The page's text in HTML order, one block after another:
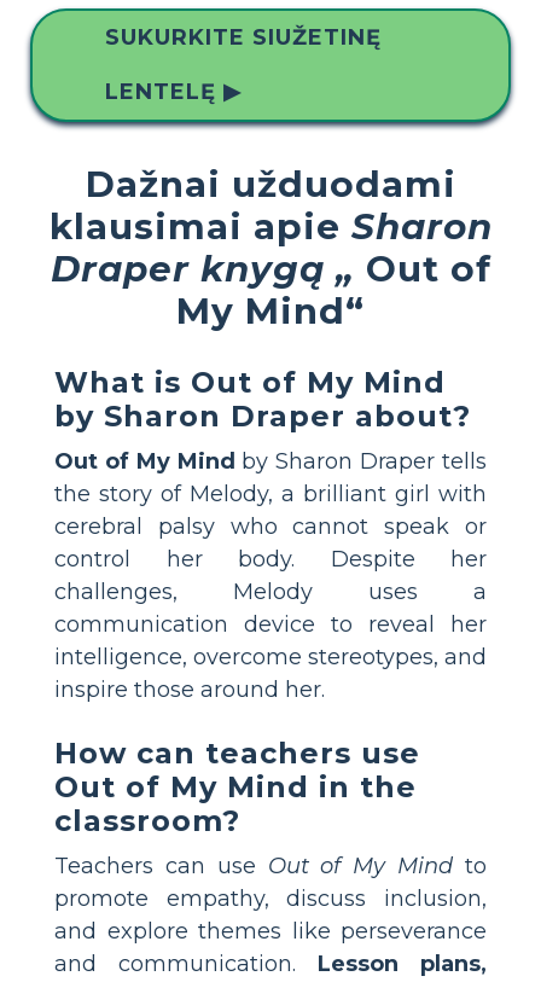
SUKURKITE SIUŽETINĘ
LENTELĘ ▶
Dažnai užduodami
klausimai apie Sharon
Draper knygą „ Out of
My Mind“
What is Out of My Mind
by Sharon Draper about?
Out of My Mind by Sharon Draper tells
the story of Melody, a brilliant girl with
cerebral palsy who cannot speak or
control her body. Despite her
challenges, Melody uses a
communication device to reveal her
intelligence, overcome stereotypes, and
inspire those around her.
How can teachers use
Out of My Mind in the
classroom?
Teachers can use Out of My Mind to
promote empathy, discuss inclusion,
and explore themes like perseverance
and communication. Lesson plans,